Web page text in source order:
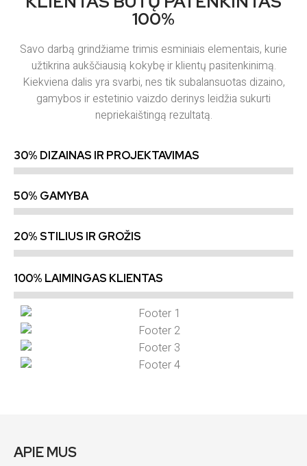
100%
Savo darbą grindžiame trimis esminiais elementais, kurie
užtikrina aukščiausią kokybę ir klientų pasitenkinimą.
Kiekviena dalis yra svarbi, nes tik subalansuotas dizaino,
gamybos ir estetinio vaizdo derinys leidžia sukurti
nepriekaištingą rezultatą.
30% DIZAINAS IR PROJEKTAVIMAS
50% GAMYBA
20% STILIUS IR GROŽIS
100% LAIMINGAS KLIENTAS
APIE MUS